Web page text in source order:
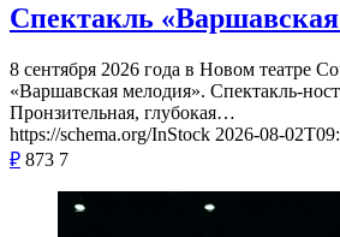
Спектакль
8 сентября 2026 года в Новом театре
«Варшавская мелодия». Спектакль-
Пронзительная, глубокая…
https://schema.org/InStock 2026-08-
₽ 873 7